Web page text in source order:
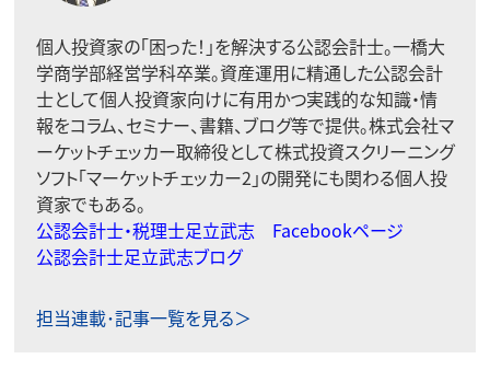
個人投資家の「困った！」を解決する公認会計士。一橋大
学商学部経営学科卒業。資産運用に精通した公認会計
士として個人投資家向けに有用かつ実践的な知識・情
報をコラム、セミナー、書籍、ブログ等で提供。株式会社マ
ーケットチェッカー取締役として株式投資スクリーニング
ソフト「マーケットチェッカー2」の開発にも関わる個人投
資家でもある。
公認会計士・税理士足立武志 Facebookページ
公認会計士足立武志ブログ
担当連載･記事一覧を見る＞